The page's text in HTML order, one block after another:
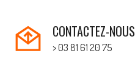
CONTACTEZ-NOUS
> 03 81 61 20 75